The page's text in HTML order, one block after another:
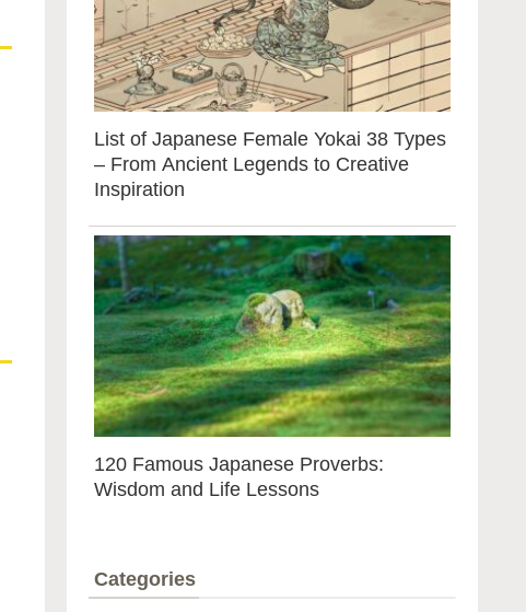
List of Japanese Female Yokai 38 Types
– From Ancient Legends to Creative
Inspiration
120 Famous Japanese Proverbs:
Wisdom and Life Lessons
Categories